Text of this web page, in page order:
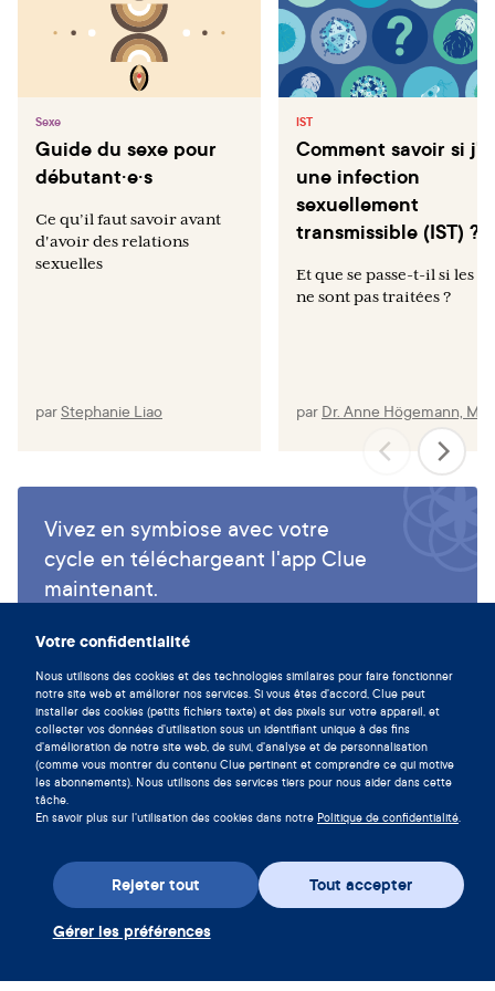
Votre confidentialité
Nous utilisons des cookies et des technologies similaires pour faire fonctionner
notre site web et améliorer nos services. Si vous êtes d'accord, Clue peut
installer des cookies (petits fichiers texte) et des pixels sur votre appareil, et
collecter vos données d'utilisation sous un identifiant unique à des fins
d'amélioration de notre site web, de suivi, d'analyse et de personnalisation
(comme vous montrer du contenu Clue pertinent et comprendre ce qui motive
les abonnements). Nous utilisons des services tiers pour nous aider dans cette
tâche.
En savoir plus sur l'utilisation des cookies dans notre Politique de confidentialité.
Tout accepter
Rejeter tout
Gérer les préférences
Jan;2(1):33-42.
Sexe
Guide du sexe pour
débutant·e·s
Ce qu’il faut savoir avant
d'avoir des relations
sexuelles
parStephanie Liao
IST
Comment savoir si
une infection
sexuellement
transmissible (IST) ?
Et que se passe-t-il si les
ne sont pas traitées ?
par Dr. Anne Högemann, MD
Vivez en symbiose avec votre
cycle en téléchargeant l'app Clue
maintenant.
Télécharger Clue